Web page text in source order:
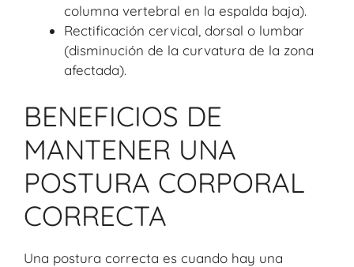
columna vertebral en la espalda baja).
Rectificación cervical, dorsal o lumbar
(disminución de la curvatura de la zona
afectada).
BENEFICIOS DE
MANTENER UNA
POSTURA CORPORAL
CORRECTA
Una postura correcta es cuando hay una